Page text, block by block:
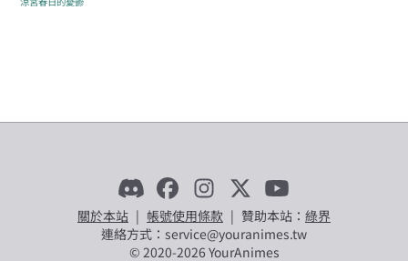
關於本站 | 帳號使用條款 | 贊助本站： 綠界
連絡方式：service@youranimes.tw
© 2020-2026 YourAnimes